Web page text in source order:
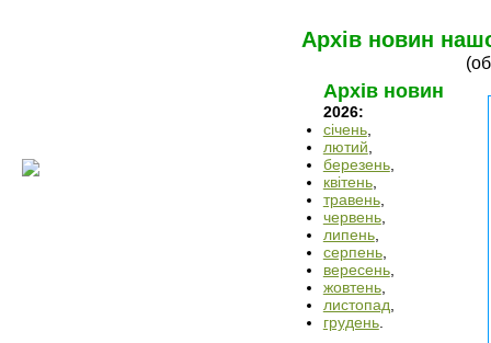
Архів новин
Архів новин
2026:
січень,
лютий
березень,
квітень,
травень,
червень,
липень,
серпень,
вересень,
жовтень,
листопад
грудень.